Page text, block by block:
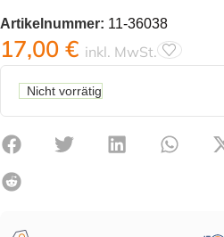
Artikelnummer: 11-36038
17,00 € inkl. MwSt.
Nicht vorrätig